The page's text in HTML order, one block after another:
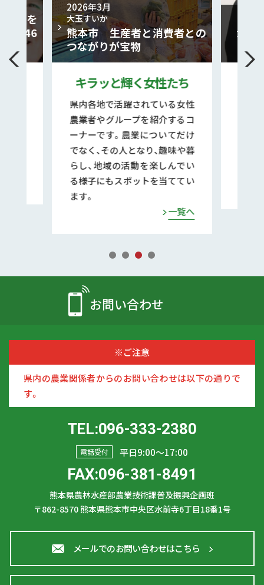
とを
と46
2026年3月
大玉すいか
熊本市 生産者と消費者との
つながりが宝物
キラッと輝く女性たち
県内各地で活躍されている女性
農業者やグループを紹介するコ
ーナーです。農業についてだけ
でなく、その人となり、趣味や暮
らし、地域の活動を楽しんでい
る様子にもスポットを当ててい
ます。
一覧へ
お問い合わせ
※ご注意
県内の農業関係者からのお問い合わせは以下の通りで
す。
TEL:096-333-2380
電話受付 平日9:00〜17:00
FAX:096-381-8491
熊本県農林水産部農業技術課普及振興企画班
〒862-8570熊本県熊本市中央区水前寺6丁目18番1号
メールでのお問い合わせはこちら